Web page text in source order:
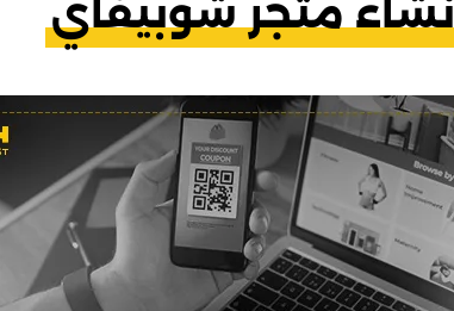
انشاء متجر شوبيفاي